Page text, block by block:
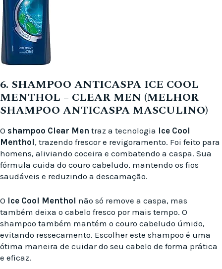
6. SHAMPOO ANTICASPA ICE COOL
MENTHOL – CLEAR MEN (MELHOR
SHAMPOO ANTICASPA MASCULINO)
O shampoo Clear Men traz a tecnologia Ice Cool
Menthol, trazendo frescor e revigoramento. Foi feito para
homens, aliviando coceira e combatendo a caspa. Sua
fórmula cuida do couro cabeludo, mantendo os fios
saudáveis e reduzindo a descamação.
O Ice Cool Menthol não só remove a caspa, mas
também deixa o cabelo fresco por mais tempo. O
shampoo também mantém o couro cabeludo úmido,
evitando ressecamento. Escolher este shampoo é uma
ótima maneira de cuidar do seu cabelo de forma prática
e eficaz.